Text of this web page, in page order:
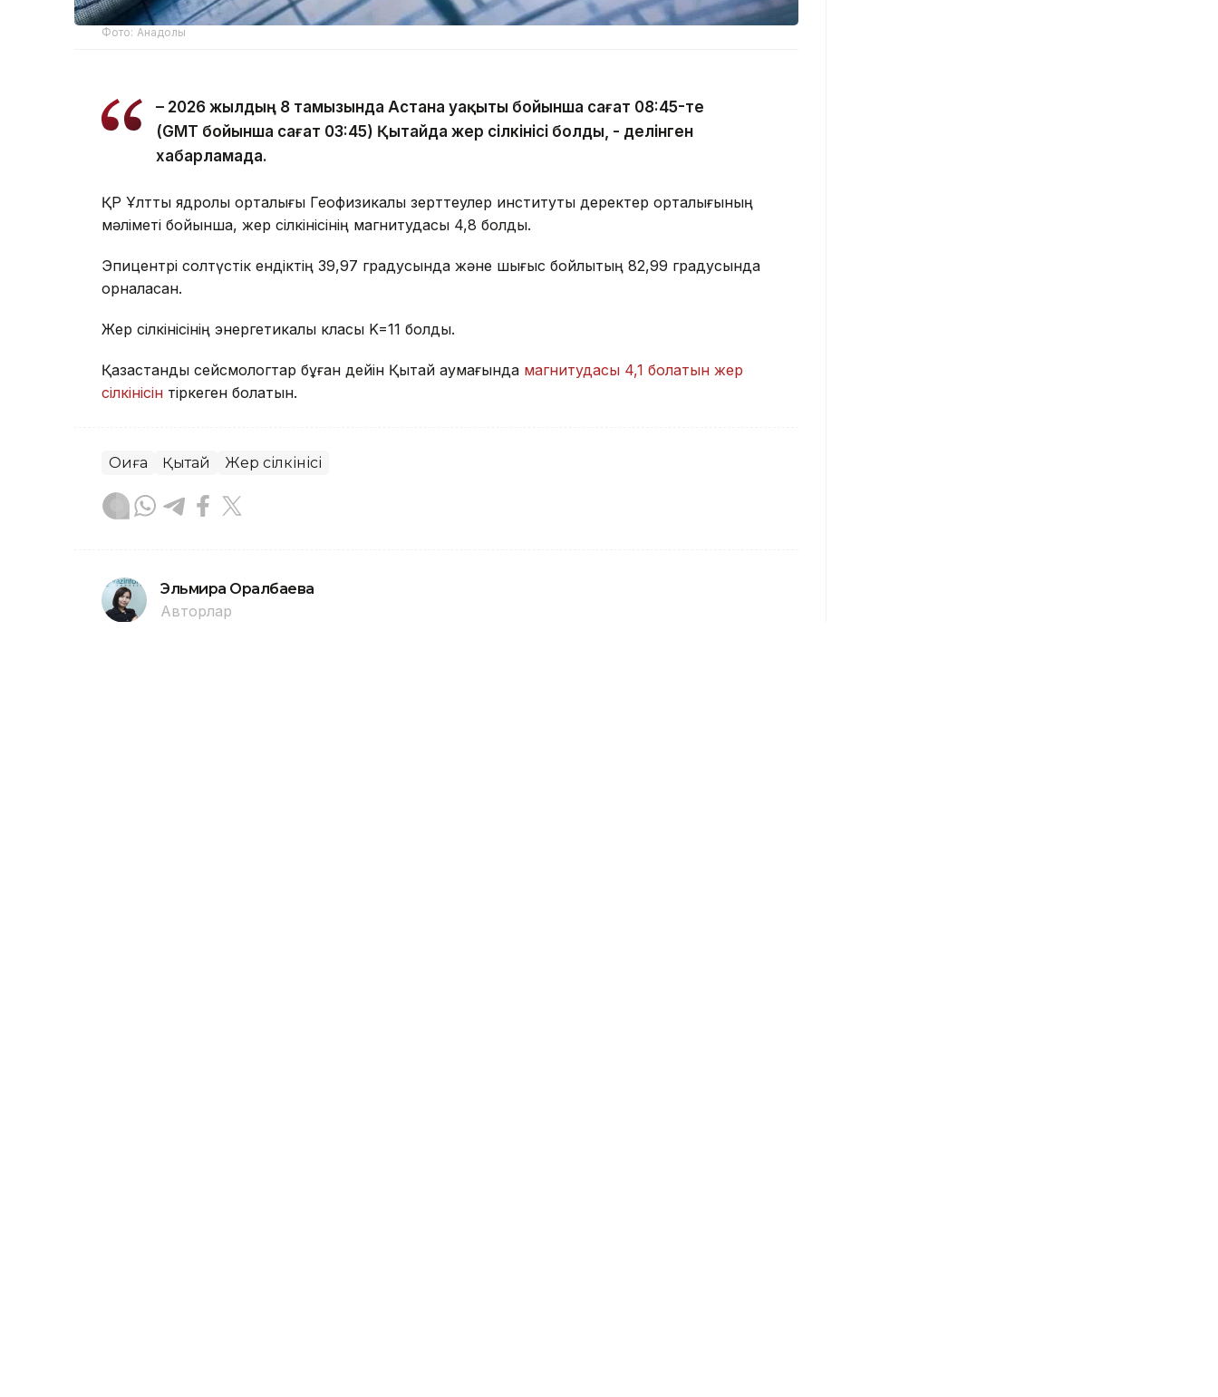
Фото: Анадолы
– 2026 жылдың 8 тамызында Астана уақыты бойынша сағат 08:45-те
(GMT бойынша сағат 03:45) Қытайда жер сілкінісі болды, - делінген
хабарламада.
ҚР Ұлттық ядролық орталығы Геофизикалық зерттеулер институты деректер орталығының
мәліметі бойынша, жер сілкінісінің магнитудасы 4,8 болды.
Эпицентрі солтүстік ендіктің 39,97 градусында және шығыс бойлықтың 82,99 градусында
орналасқан.
Жер сілкінісінің энергетикалық класы K=11 болды.
Қазақстандық сейсмологтар бұған дейін Қытай аумағында магнитудасы 4,1 болатын жер
сілкінісін тіркеген болатын.
Оқиға Қытай Жер сілкінісі
Эльмира Оралбаева
Авторлар